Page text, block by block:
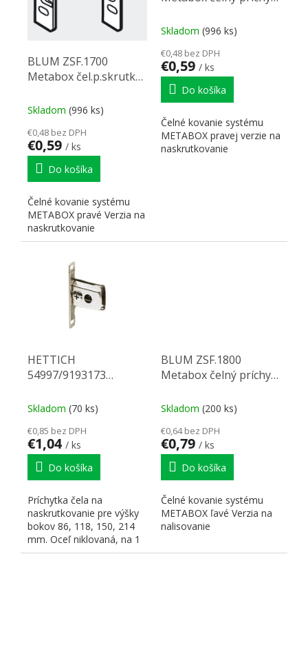
BLUM ZSF.1700
Metabox čel.p.skrutka
Skladom (996 ks)
€0,48 bez DPH
€0,59 / ks
Do košíka
Čelné kovanie systému
METABOX pravé Verzia na
naskrutkovanie
Skladom (996 ks)
€0,48 bez DPH
€0,59 / ks
Do košíka
Čelné kovanie systému
METABOX pravej verzie na
naskrutkovanie
HETTICH
54997/9193173
vrut
Skladom (70 ks)
€0,85 bez DPH
€1,04 / ks
Do košíka
Príchytka čela na
naskrutkovanie pre výšky
bokov 86, 118, 150, 214
mm. Oceľ niklovaná, na 1
zásuvku 2 ks.
BLUM ZSF.1800
Metabox čelný príchyt
Skladom (200 ks)
€0,64 bez DPH
€0,79 / ks
Do košíka
Čelné kovanie systému
METABOX ľavé Verzia na
nalisovanie